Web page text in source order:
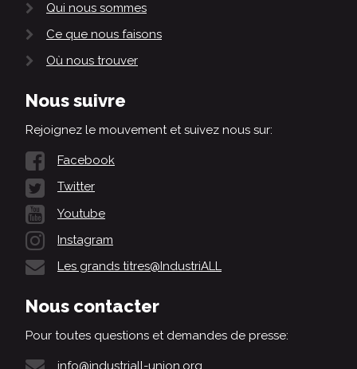
Qui nous sommes
Ce que nous faisons
Où nous trouver
Nous suivre
Rejoignez le mouvement et suivez nous sur:
Facebook
Twitter
Youtube
Instagram
Les grands titres@IndustriALL
Nous contacter
Pour toutes questions et demandes de presse:
info@industriall-union.org